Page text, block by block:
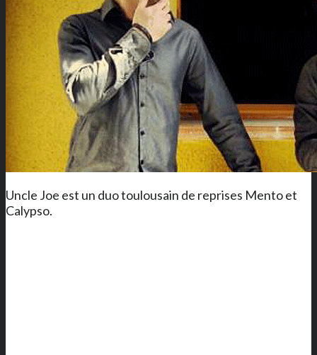
Uncle Joe est un duo toulousain de reprises Mento et
Calypso.